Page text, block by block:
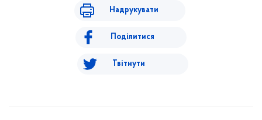
Надрукувати
Поділитися
Твітнути